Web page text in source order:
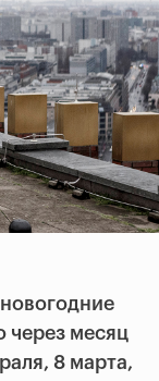
через месяц
8 марта,